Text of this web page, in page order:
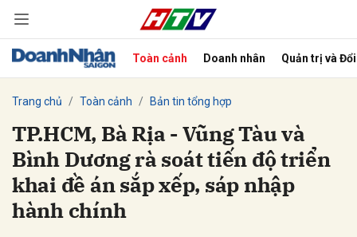
Toàn cảnh Doanh nhân Quản trị và
Trang chủ Toàn cảnh Bản tin tổng hợp
TP.HCM, Bà Rịa - Vũng Tàu và
Bình Dương rà soát tiến độ triển
khai đề án sắp xếp, sáp nhập
hành chính